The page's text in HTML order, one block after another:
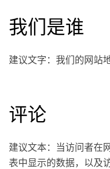
我们是谁
建议文字：我们的网站
评论
建议文本：当访问者在
表中显示的数据，以及